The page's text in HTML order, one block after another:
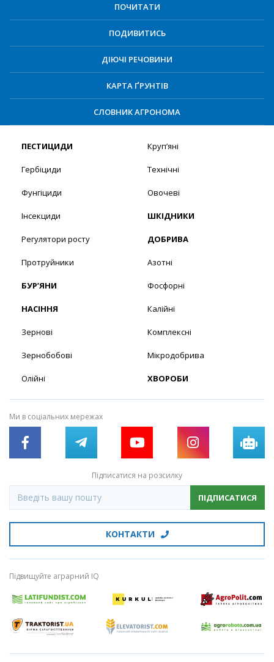
ПОЧИТАТИ
ПОДИВИТИСЬ
ДІЮЧІ РЕЧОВИНИ
КАРТА ҐРУНТІВ
СЛОВНИК АГРОНОМА
ПЕСТИЦИДИ
Гербіциди
Фунгіциди
Інсекциди
Регулятори росту
Протруйники
БУР’ЯНИ
НАСІННЯ
Зернові
Зернобобові
Олійні
Круп’яні
Технічні
Овочеві
ШКІДНИКИ
ДОБРИВА
Азотні
Фосфорні
Калійні
Комплексні
Мікродобрива
ХВОРОБИ
Ми в соціальних мережах
Підписатися на розсилку
ПІДПИСАТИСЯ
КОНТАКТИ
Підвищуйте аграрний IQ